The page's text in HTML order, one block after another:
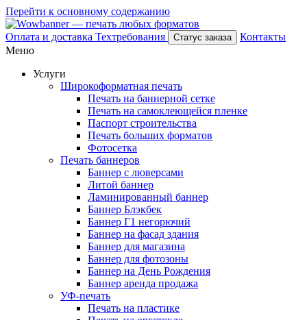
Перейти к основному содержанию
Оплата и доставка Техтребования Статус заказа
Контакты
Меню
Услуги
Широкоформатная печать
Печать на баннерной сетке
Печать на самоклеющейся пленке
Паспорт строительства
Печать больших форматов
Фотосетка
Печать баннеров
Баннер с люверсами
Литой баннер
Ламинированный баннер
Баннер Блэкбек
Баннер Г1 негорючий
Баннер на фасад здания
Баннер для магазина
Баннер для фотозоны
Баннер на День Рождения
Баннер аренда продажа
УФ-печать
Печать на пластике